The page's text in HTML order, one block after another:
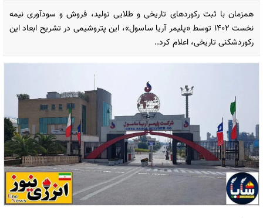
همزمان با ثبت رکوردهای تاریخی و طلایی تولید، فروش و سودآوری نیمه
نخست ۱۴۰۲ توسط «پلیمر آریا ساسول»، این پتروشیمی در تشریح ابعاد این
رکوردشکنی تاریخی، اعلام کرد..